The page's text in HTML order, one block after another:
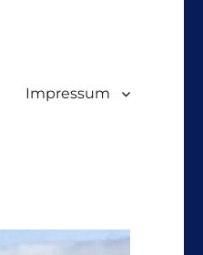
Impressum